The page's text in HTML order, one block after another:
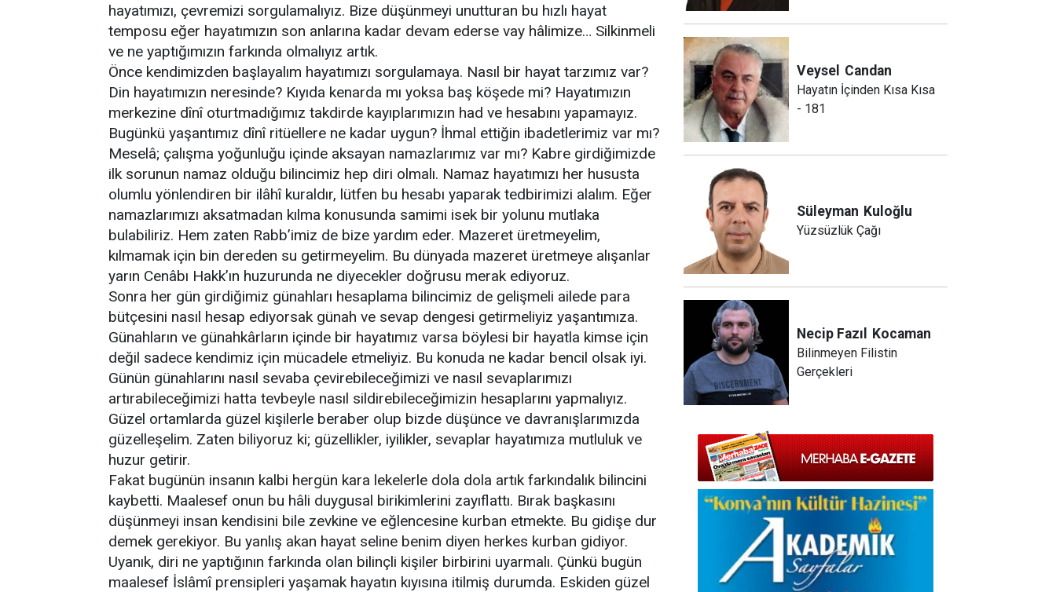
hayatımızı, çevremizi sorgulamalıyız. Bize düşünmeyi unutturan bu hızlı hayat
temposu eğer hayatımızın son anlarına kadar devam ederse vay hâlimize… Silkinmeli
ve ne yaptığımızın farkında olmalıyız artık.
Önce kendimizden başlayalım hayatımızı sorgulamaya. Nasıl bir hayat tarzımız var?
Din hayatımızın neresinde? Kıyıda kenarda mı yoksa baş köşede mi? Hayatımızın
merkezine dînî oturtmadığımız takdirde kayıplarımızın had ve hesabını yapamayız.
Bugünkü yaşantımız dînî ritüellere ne kadar uygun? İhmal ettiğin ibadetlerimiz var mı?
Meselâ; çalışma yoğunluğu içinde aksayan namazlarımız var mı? Kabre girdiğimizde
ilk sorunun namaz olduğu bilincimiz hep diri olmalı. Namaz hayatımızı her hususta
olumlu yönlendiren bir ilâhî kuraldır, lütfen bu hesabı yaparak tedbirimizi alalım. Eğer
namazlarımızı aksatmadan kılma konusunda samimi isek bir yolunu mutlaka
bulabiliriz. Hem zaten Rabb’imiz de bize yardım eder. Mazeret üretmeyelim,
kılmamak için bin dereden su getirmeyelim. Bu dünyada mazeret üretmeye alışanlar
yarın Cenâbı Hakk’ın huzurunda ne diyecekler doğrusu merak ediyoruz.
Sonra her gün girdiğimiz günahları hesaplama bilincimiz de gelişmeli ailede para
bütçesini nasıl hesap ediyorsak günah ve sevap dengesi getirmeliyiz yaşantımıza.
Günahların ve günahkârların içinde bir hayatımız varsa böylesi bir hayatla kimse için
değil sadece kendimiz için mücadele etmeliyiz. Bu konuda ne kadar bencil olsak iyi.
Günün günahlarını nasıl sevaba çevirebileceğimizi ve nasıl sevaplarımızı
artırabileceğimizi hatta tevbeyle nasıl sildirebileceğimizin hesaplarını yapmalıyız.
Güzel ortamlarda güzel kişilerle beraber olup bizde düşünce ve davranışlarımızda
güzelleşelim. Zaten biliyoruz ki; güzellikler, iyilikler, sevaplar hayatımıza mutluluk ve
huzur getirir.
Fakat bugünün insanın kalbi hergün kara lekelerle dola dola artık farkındalık bilincini
kaybetti. Maalesef onun bu hâli duygusal birikimlerini zayıflattı. Bırak başkasını
düşünmeyi insan kendisini bile zevkine ve eğlencesine kurban etmekte. Bu gidişe dur
demek gerekiyor. Bu yanlış akan hayat seline benim diyen herkes kurban gidiyor.
Uyanık, diri ne yaptığının farkında olan bilinçli kişiler birbirini uyarmalı. Çünkü bugün
maalesef İslâmî prensipleri yaşamak hayatın kıyısına itilmiş durumda. Eskiden güzel
Veysel Candan
Hayatın İçinden Kısa Kısa
- 181
Süleyman Kuloğlu
Yüzsüzlük Çağı
Necip Fazıl Kocaman
Bilinmeyen Filistin
Gerçekleri